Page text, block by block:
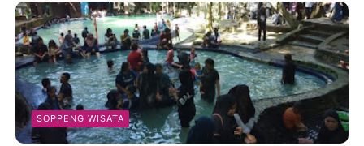
SOPPENG WISATA